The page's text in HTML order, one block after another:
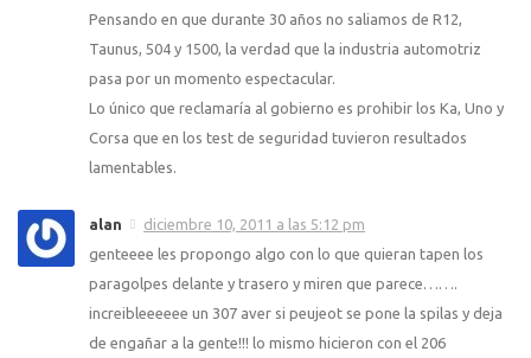
Pensando en que durante 30 años no saliamos de R12,
Taunus, 504 y 1500, la verdad que la industria automotriz
pasa por un momento espectacular.
Lo único que reclamaría al gobierno es prohibir los Ka, Uno y
Corsa que en los test de seguridad tuvieron resultados
lamentables.
alan
diciembre 10, 2011 a las 5:12 pm
genteeee les propongo algo con lo que quieran tapen los
paragolpes delante y trasero y miren que parece…….
increibleeeeee un 307 aver si peujeot se pone la spilas y deja
de engañar a la gente!!! lo mismo hicieron con el 206